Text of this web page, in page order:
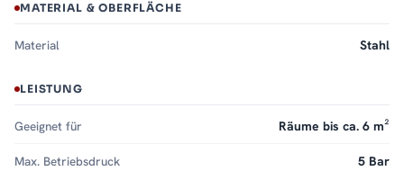
MATERIAL & OBERFLÄCHE
Material Stahl
LEISTUNG
Geeignet für Räume bis ca. 6 m²
Max. Betriebsdruck 5 Bar